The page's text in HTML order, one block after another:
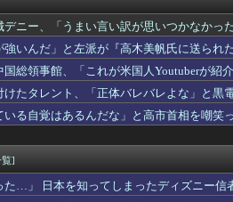
つある・・・
る！！！【乃木坂46】
、AI特需の恩恵で差
んでもない逆レ●プ動画がこ...
こんな人生です」→
編始まるか？
さんと闘魂注入！8/18...
の約7割「なる」⇒！
ニー、「うまい言い訳が思いつかなかっ
強いんだ」と左派が『高木美帆氏に送ら
総領事館、「これが米国人Youtuberが紹
けたタレント、「正体バレバレよな」と
いる自覚はあるんだな」と高市首相を嘲
]
…」 日本を知ってしまったディズニー信